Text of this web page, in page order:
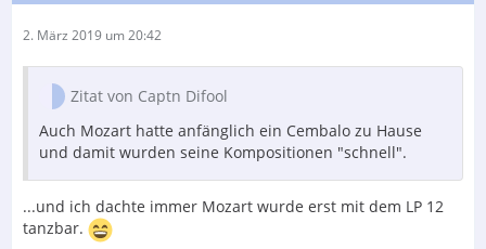
2. März 2019 um 20:42
Zitat von Captn Difool
Auch Mozart hatte anfänglich ein Cembalo zu Hause
und damit wurden seine Kompositionen "schnell".
...und ich dachte immer Mozart wurde erst mit dem LP 12
tanzbar.